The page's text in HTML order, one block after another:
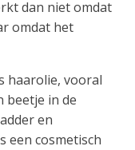
dan niet omdat
omdat het
haarolie, vooral
beetje in de
en
een cosmetisch